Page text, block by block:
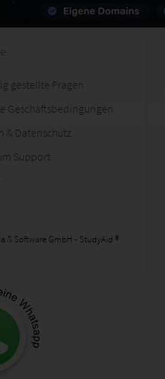
gestellte Fragen
Geschäftsbedingungen
& Datenschutz
Support
& Software GmbH - StudyAid ®